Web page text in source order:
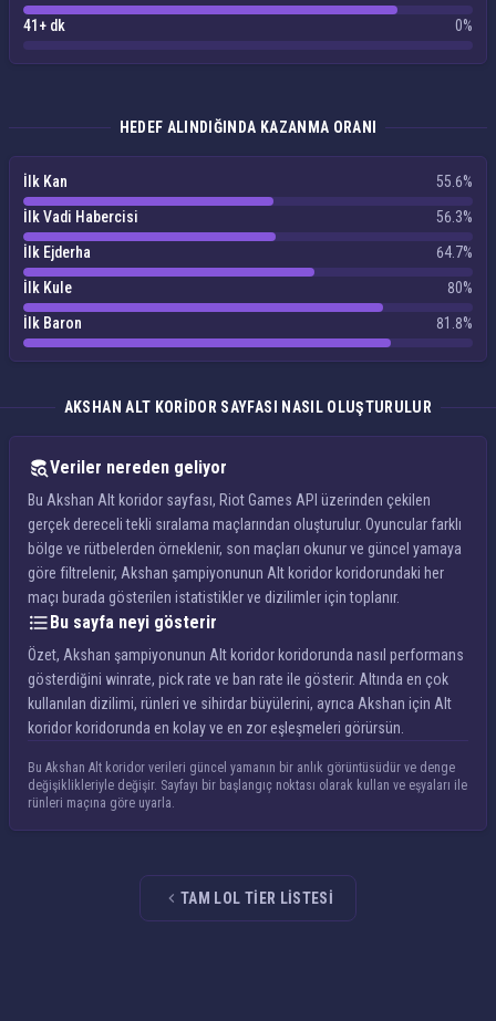
41+ dk
0%
HEDEF ALINDIĞINDA KAZANMA ORANI
İlk Kan
55.6%
İlk Vadi Habercisi
56.3%
İlk Ejderha
64.7%
İlk Kule
80%
İlk Baron
81.8%
AKSHAN ALT KORIDOR SAYFASI NASIL OLUŞTURULUR
Veriler nereden geliyor
Bu Akshan Alt koridor sayfası, Riot Games API üzerinden çekilen
gerçek dereceli tekli sıralama maçlarından oluşturulur. Oyuncular farklı
bölge ve rütbelerden örneklenir, son maçları okunur ve güncel yamaya
göre filtrelenir, Akshan şampiyonunun Alt koridor koridorundaki her
maçı burada gösterilen istatistikler ve dizilimler için toplanır.
Bu sayfa neyi gösterir
Özet, Akshan şampiyonunun Alt koridor koridorunda nasıl performans
gösterdiğini winrate, pick rate ve ban rate ile gösterir. Altında en çok
kullanılan dizilimi, rünleri ve sihirdar büyülerini, ayrıca Akshan için Alt
koridor koridorunda en kolay ve en zor eşleşmeleri görürsün.
Bu Akshan Alt koridor verileri güncel yamanın bir anlık görüntüsüdür ve denge
değişiklikleriyle değişir. Sayfayı bir başlangıç noktası olarak kullan ve eşyaları ile
rünleri maçına göre uyarla.
TAM LOL TIER LISTESI